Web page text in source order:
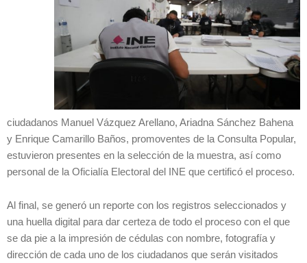
ciudadanos Manuel Vázquez Arellano, Ariadna Sánchez Bahena
y Enrique Camarillo Baños, promoventes de la Consulta Popular,
estuvieron presentes en la selección de la muestra, así como
personal de la Oficialía Electoral del INE que certificó el proceso.
Al final, se generó un reporte con los registros seleccionados y
una huella digital para dar certeza de todo el proceso con el que
se da pie a la impresión de cédulas con nombre, fotografía y
dirección de cada uno de los ciudadanos que serán visitados